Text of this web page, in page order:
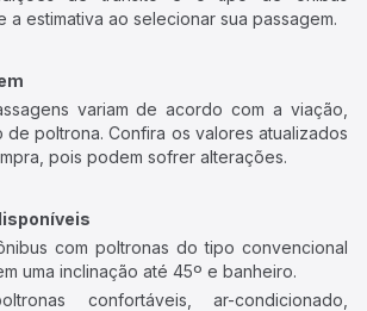
a estimativa ao selecionar sua passagem.
variam de acordo com a viação,
de poltrona. Confira os valores atualizados
pois podem sofrer alterações.
com poltronas do tipo convencional
uma inclinação até 45º e banheiro.
confortáveis, ar-condicionado,